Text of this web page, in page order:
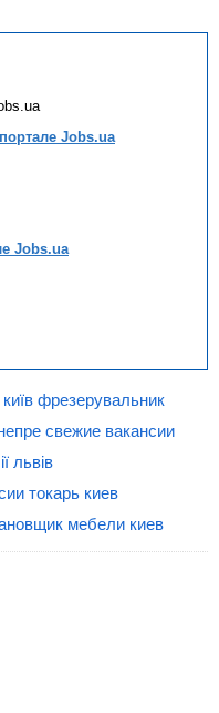
Jobs.ua
Jobs.ua
київ фрезерувальник
свежие вакансии
львів
токарь киев
мебели киев